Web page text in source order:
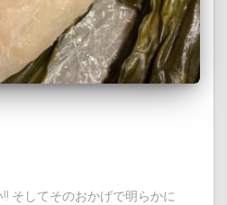
そしてそのおかげで明らかに